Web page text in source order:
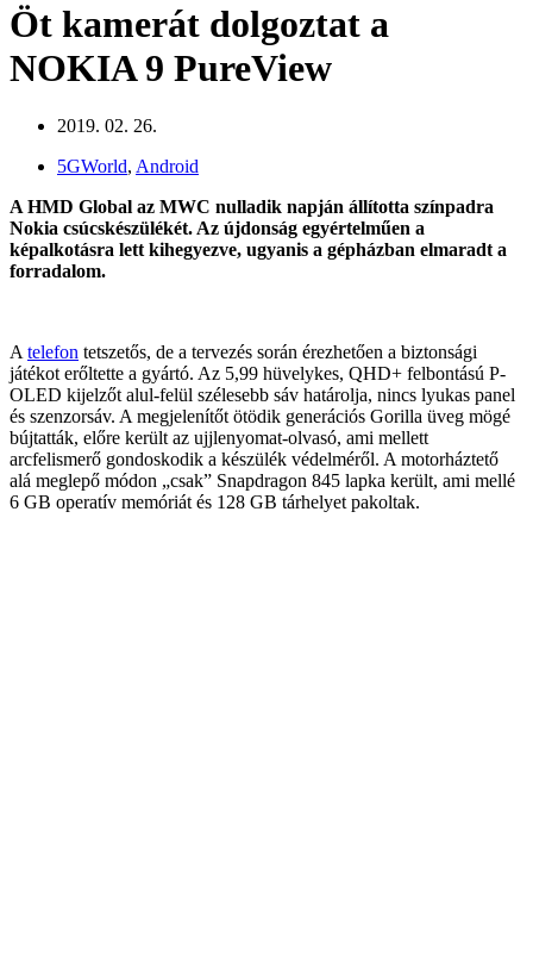
Öt kamerát dolgoztat a
NOKIA 9 PureView
2019. 02. 26.
5GWorld, Android
A HMD Global az MWC nulladik napján állította színpadra
Nokia csúcskészülékét. Az újdonság egyértelműen a
képalkotásra lett kihegyezve, ugyanis a gépházban elmaradt a
forradalom.
Atelefon tetszetős, de a tervezés során érezhetően a biztonsági
játékot erőltette a gyártó. Az 5,99 hüvelykes, QHD+ felbontású P-
OLED kijelzőt alul-felül szélesebb sáv határolja, nincs lyukas panel
és szenzorsáv. A megjelenítőt ötödik generációs Gorilla üveg mögé
bújtatták, előre került az ujjlenyomat-olvasó, ami mellett
arcfelismerő gondoskodik a készülék védelméről. A motorháztető
alá meglepő módon „csak” Snapdragon 845 lapka került, ami mellé
6 GB operatív memóriát és 128 GB tárhelyet pakoltak.